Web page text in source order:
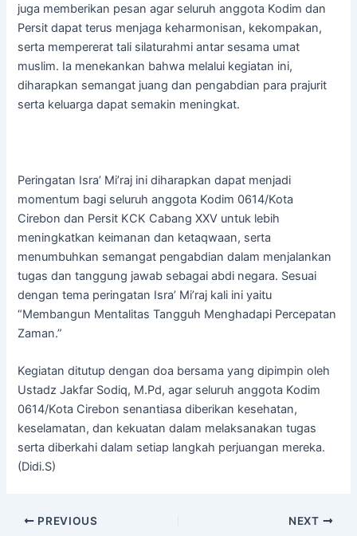
juga memberikan pesan agar seluruh anggota Kodim dan
Persit dapat terus menjaga keharmonisan, kekompakan,
serta mempererat tali silaturahmi antar sesama umat
muslim. Ia menekankan bahwa melalui kegiatan ini,
diharapkan semangat juang dan pengabdian para prajurit
serta keluarga dapat semakin meningkat.
Peringatan Isra’ Mi’raj ini diharapkan dapat menjadi
momentum bagi seluruh anggota Kodim 0614/Kota
Cirebon dan Persit KCK Cabang XXV untuk lebih
meningkatkan keimanan dan ketaqwaan, serta
menumbuhkan semangat pengabdian dalam menjalankan
tugas dan tanggung jawab sebagai abdi negara. Sesuai
dengan tema peringatan Isra’ Mi’raj kali ini yaitu
“Membangun Mentalitas Tangguh Menghadapi Percepatan
Zaman.”
Kegiatan ditutup dengan doa bersama yang dipimpin oleh
Ustadz Jakfar Sodiq, M.Pd, agar seluruh anggota Kodim
0614/Kota Cirebon senantiasa diberikan kesehatan,
keselamatan, dan kekuatan dalam melaksanakan tugas
serta diberkahi dalam setiap langkah perjuangan mereka.
(Didi.S)
PREVIOUS NEXT